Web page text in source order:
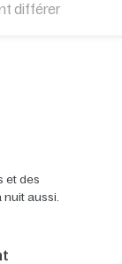
différer
et des
aussi.